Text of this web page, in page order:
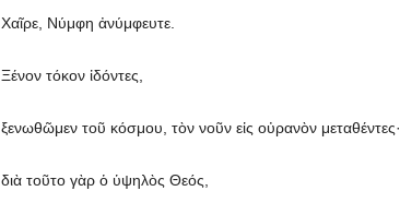
Χαῖρε, Νύμφη ἀνύμφευτε.
Ξένον τόκον ἰδόντες,
ξενωθῶμεν τοῦ κόσμου, τὸν νοῦν εἰς οὐρανὸν μεταθέντες·
διὰ τοῦτο γὰρ ὁ ὑψηλὸς Θεός,